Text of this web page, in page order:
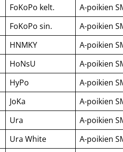
FoKoPo kelt. A-poikien
FoKoPo sin. A-poikien
HNMKY A-poikien
HoNsU A-poikien
HyPo A-poikien
JoKa A-poikien
Ura
A-poikien
Ura White A-poikien